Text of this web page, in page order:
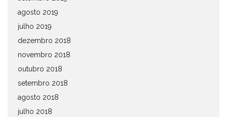
agosto 2019
julho 2019
dezembro 2018
novembro 2018
outubro 2018
setembro 2018
agosto 2018
julho 2018